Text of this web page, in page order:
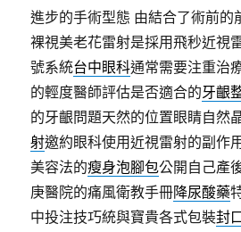
進步的手術型態 由結合了術前的
裸視美老花雷射是採用飛秒近視
號系統台中眼科通常需要注重治
的輕度醫師評估是否適合的牙齦
的牙齦問題天然的位置眼睛自然
射邀約眼科使用近視雷射的副作
美容法的瘦身泡腳包公開自己產
庚醫院的痛風衛教手冊降尿酸藥
中投注技巧統與寶貴各式包裝封